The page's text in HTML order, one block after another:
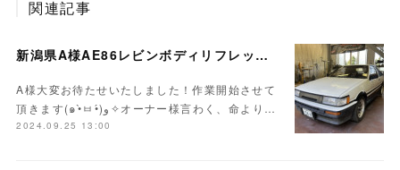
関連記事
新潟県A様AE86レビンボディリフレッシュ作業開始！！
A様大変お待たせいたしました！作業開始させて
頂きます(๑•̀ㅂ•́)و✧オーナー様言わく、命より…
2024.09.25 13:00